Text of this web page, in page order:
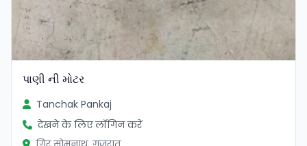
પાણી ની મોટર
Tanchak Pankaj
देखने के लिए लॉगिन करें